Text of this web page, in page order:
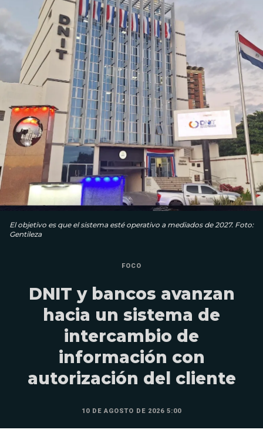
El objetivo es que el sistema esté operativo a mediados de 2027. Foto:
Gentileza
FOCO
DNIT y bancos avanzan
hacia un sistema de
intercambio de
información con
autorización del cliente
10 DE AGOSTO DE 2026 5:00